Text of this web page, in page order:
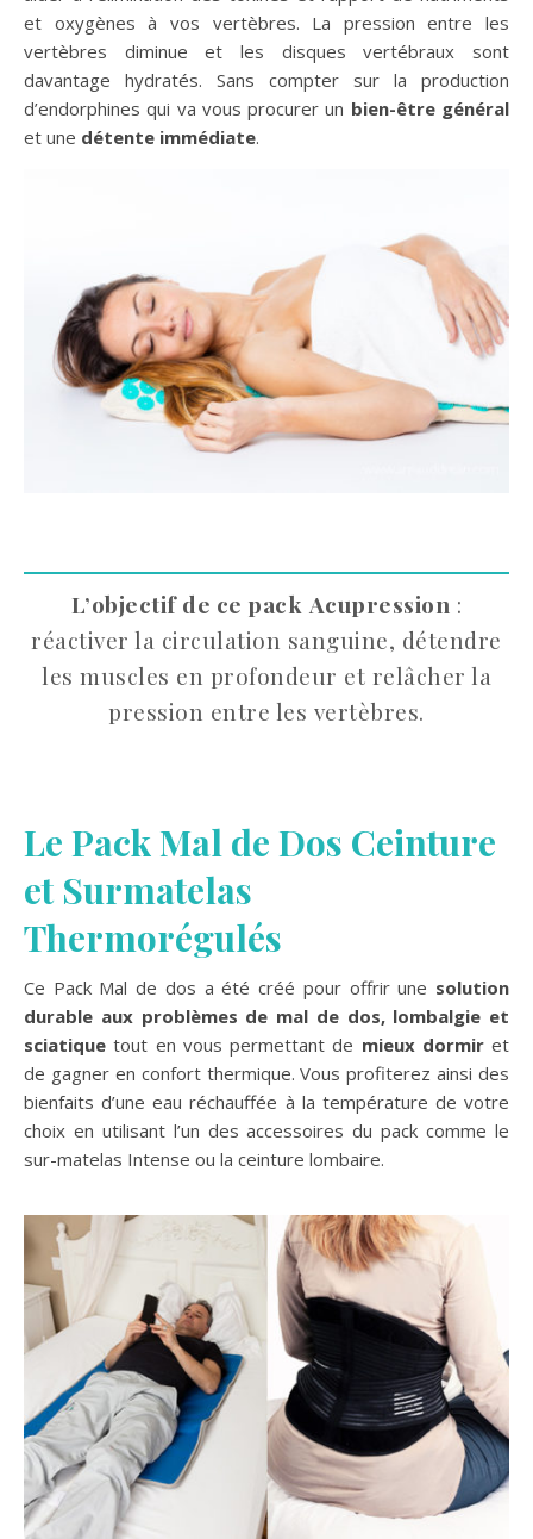
et oxygènes à vos vertèbres. La pression entre les
vertèbres diminue et les disques vertébraux sont
davantage hydratés. Sans compter sur la production
d’endorphines qui va vous procurer un bien-être général
et une détente immédiate.
L’objectif de ce pack Acupression :
réactiver la circulation sanguine, détendre
les muscles en profondeur et relâcher la
pression entre les vertèbres.
Le Pack Mal de Dos Ceinture
et Surmatelas
Thermorégulés
Ce Pack Mal de dos a été créé pour offrir une solution
durable aux problèmes de mal de dos, lombalgie et
sciatique tout en vous permettant de mieux dormir et
de gagner en confort thermique. Vous profiterez ainsi des
bienfaits d’une eau réchauffée à la température de votre
choix en utilisant l’un des accessoires du pack comme le
sur-matelas Intense ou la ceinture lombaire.